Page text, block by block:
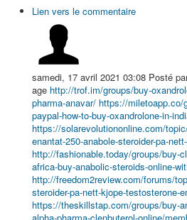
Lien vers le commentaire
samedi, 17 avril 2021 03:08 Posté
age http://trof.im/groups/buy-
pharma-anavar/ https://miletoapp.co/
paypal-how-to-buy-oxandrolone-in-
https://solarevolutiononline.com/
enantat-250-anabole-steroider-pa-
http://fashionable.today/groups/buy-
africa-buy-anabolic-steroids-online-
http://freedom2review.com/forums/
steroider-pa-nett-kjope-testosterone-
https://theskillstap.com/groups/buy-